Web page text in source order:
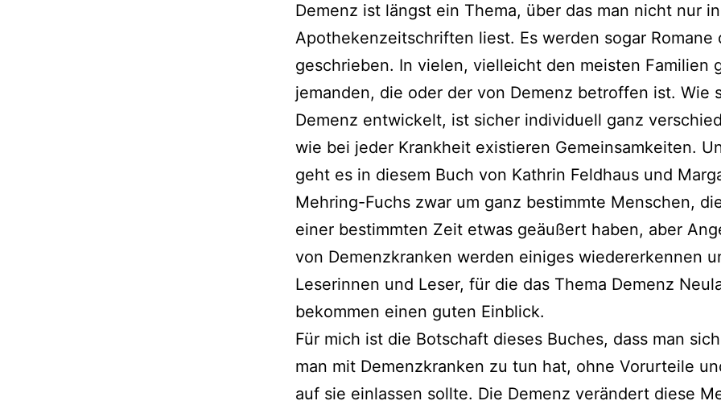
Demenz ist längst ein Thema, über das man nicht nur in
Apothekenzeitschriften liest. Es wer­den sogar Romane
geschrie­ben. In vie­len, viel­leicht den meis­ten Familien
jeman­den, die oder der von Demenz betrof­fen ist. Wie
Demenz ent­wi­ckelt, ist sicher indi­vi­du­ell ganz
wie bei jeder Krankheit exis­tie­ren Gemeinsamkeiten.
geht es in die­sem Buch von Kathrin Feldhaus und
Mehring-Fuchs zwar um ganz bestimm­te Menschen,
einer bestimm­ten Zeit etwas geäu­ßert haben, aber
von Demenzkranken wer­den eini­ges wie­der­erken­nen
Leserinnen und Leser, für die das Thema Demenz
bekom­men einen guten Einblick.
Für mich ist die Botschaft die­ses Buches, dass man
man mit Demenzkranken zu tun hat, ohne Vorurteile
auf sie ein­las­sen soll­te. Die Demenz ver­än­dert die­se